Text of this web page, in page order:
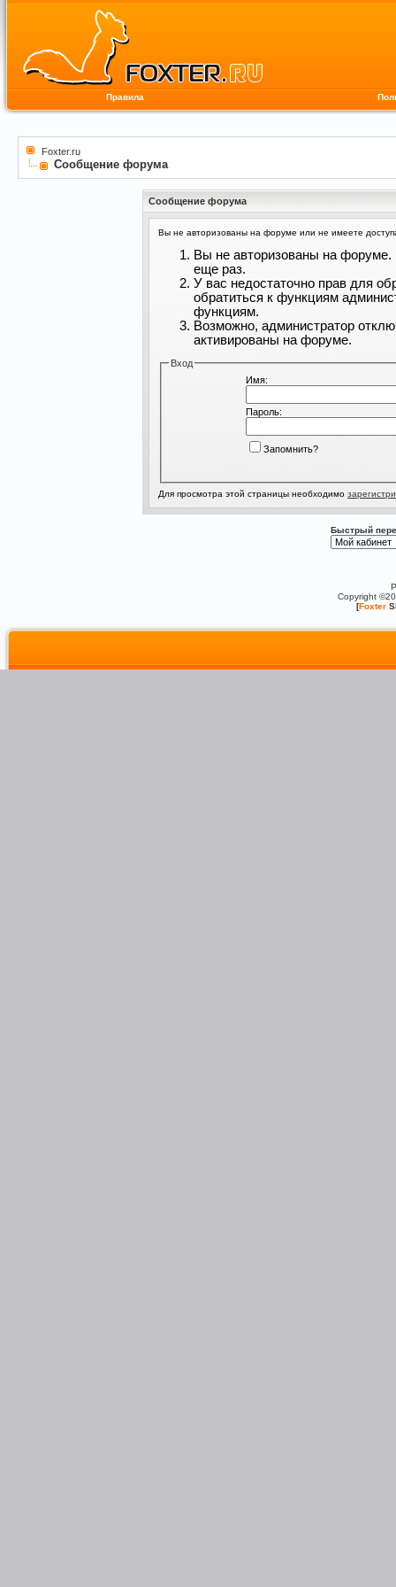
Правила
Foxter.ru
Сообщение форума
Сообщение форума
Вы не авторизованы на форуме или не имеете
Вы не авторизованы на форуме.
еще раз.
У вас недостаточно прав для
обратиться к функциям
функциям.
Возможно, администратор
активированы на форуме.
Вход
Имя:
Пароль:
Запомнить?
Для просмотра этой страницы необходимо
Быстрый
Copyright
[Foxter